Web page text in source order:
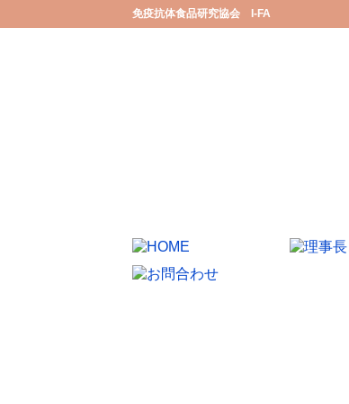
免疫抗体食品研究協会 I-FA